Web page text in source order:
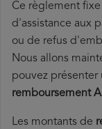
Ce règlement
d'assistance aux
ou de refus
Nous allons
pouvez présenter
remboursement
Les montants de